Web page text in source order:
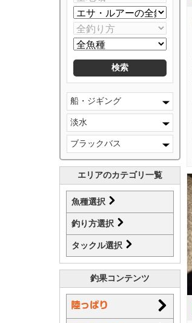
船・ジギング
淡水
ブラックバス
エリアのカテゴリ一覧
魚種選択
釣り方選択
タックル選択
釣果コンテンツ